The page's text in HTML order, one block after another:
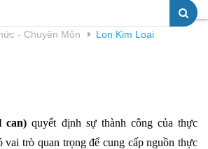
- Chuyên Môn Lon Kim Loại
can) quyết định sự thành công của thực
vai trò quan trọng để cung cấp nguồn thực